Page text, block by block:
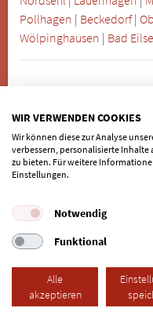
Pollhagen | Beckedorf|
Wölpinghausen | Bad
EXPERTEN-
WIR VERWENDEN COOKIES
Wir können diese zur Analyse
verbessern, personalisierte Inhalte
zu bieten. Für weitere
Einstellungen.
Notwendig
Funktional
Alle
akzeptieren